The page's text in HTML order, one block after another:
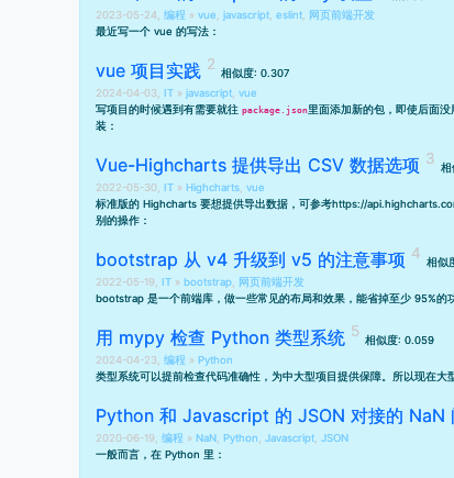
2023-05-24, 编程 » vue javascript eslint
网页前端开发
最近写一个 vue 的写法：
vue 项目实践
相似度: 0.307
2024-04-03, IT » javascript vue
写项目的时候遇到有需要就往 package.json里面添加新的包，即使后面没
装：
Vue-Highcharts 提供导出 CSV 数据选项
相
2022-05-30, IT » Highcharts vue
标准版的 Highcharts 要想提供导出数据，可参考https://
别的操作：
bootstrap 从 v4 升级到 v5 的注意事项
相似
2022-05-19, IT » bootstrap
网页前端开发
bootstrap 是一个前端库，做一些常见的布局和效果，能省掉至少 95%的
用 mypy 检查 Python 类型系统
相似度: 0.059
2024-04-23, 编程 » Python
类型系统可以提前检查代码准确性，为中大型项目提供保障。所以现在大
Python 和 Javascript 的 JSON 对接的 NaN
2020-06-19, 编程 » NaN Python Javascript JSON
一般而言，在 Python 里：